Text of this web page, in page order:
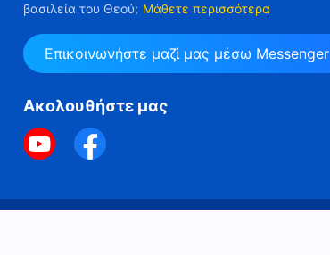
βασιλεία του Θεού; Μάθετε περισσότερα
Επικοινωνήστε μαζί μας μέσω Messenger
Ακολουθήστε μας